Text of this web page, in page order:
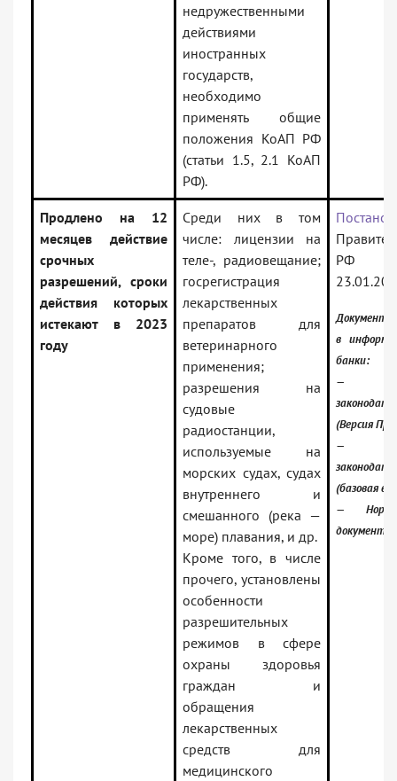
недружественными
действиями
иностранных
государств,
необходимо
применять общие
положения КоАП РФ
(статьи 1.5, 2.1 КоАП
РФ).
Продлено на 12
месяцев действие
срочных
разрешений, сроки
действия которых
истекают в 2023
году
Среди них в том
числе: лицензии на
теле-, радиовещание;
госрегистрация
лекарственных
препаратов для
ветеринарного
применения;
разрешения на
судовые
радиостанции,
используемые на
морских судах, судах
внутреннего и
смешанного (река —
море) плавания, и др.
Кроме того, в числе
прочего, установлены
особенности
разрешительных
режимов в сфере
охраны здоровья
граждан и
обращения
лекарственных
средств для
медицинского
РФ
Документ
в
банки:
—
(Версия
—
(базовая
—
документы